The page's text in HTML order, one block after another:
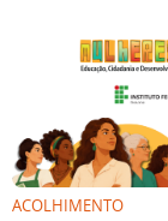
ACOLHIMENTO